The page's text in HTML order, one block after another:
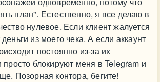
план". Естественно, я все делаю в
нулевое. Если клиент жалуется
из моего чека. А если аккаунт
постоянно из-за их
блокируют меня в Telegram и
Позорная контора, бегите!